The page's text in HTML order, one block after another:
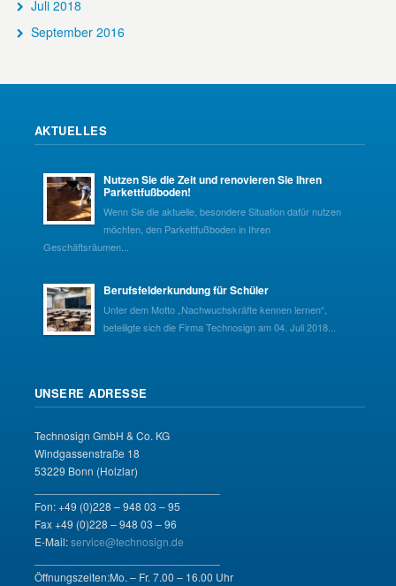
Juli 2018
September 2016
AKTUELLES
Nutzen Sie die Zeit und renovieren Sie Ihren
Parkettfußboden!
Wenn Sie die aktuelle, besondere Situation dafür nutzen
möchten, den Parkettfußboden in Ihren
Geschäftsräumen...
Berufsfelderkundung für Schüler
Unter dem Motto „Nachwuchskräfte kennen lernen“,
beteiligte sich die Firma Technosign am 04. Juli 2018...
UNSERE ADRESSE
Technosign GmbH & Co. KG
Windgassenstraße 18
53229 Bonn (Holzlar)
Fon: +49 (0)228 – 948 03 – 95
Fax +49 (0)228 – 948 03 – 96
E-Mail:service@technosign.de
Öffnungszeiten:Mo. – Fr. 7.00 – 16.00 Uhr